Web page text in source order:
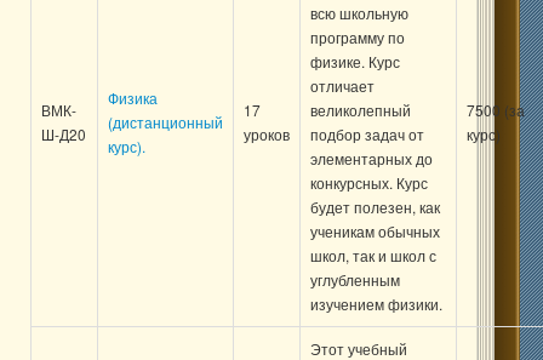
ВМК-
Ш-Д20
Физика
(дистанционный
курс).
17
уроков
всю школьную
программу по
физике. Курс
отличает
великолепный
подбор задач от
элементарных до
конкурсных. Курс
будет полезен, как
ученикам обычных
школ, так и школ с
углубленным
изучением физики.
7500 (за
курс)
Этот учебный